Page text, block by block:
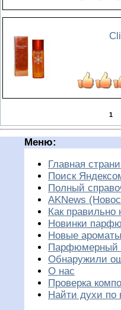
1
Меню:
Главная
Поиск
Полный
AKNews
Как правильно
Новинки
Новые
Парфюмерный
Обнаружили
О нас
Проверка
Найти духи по